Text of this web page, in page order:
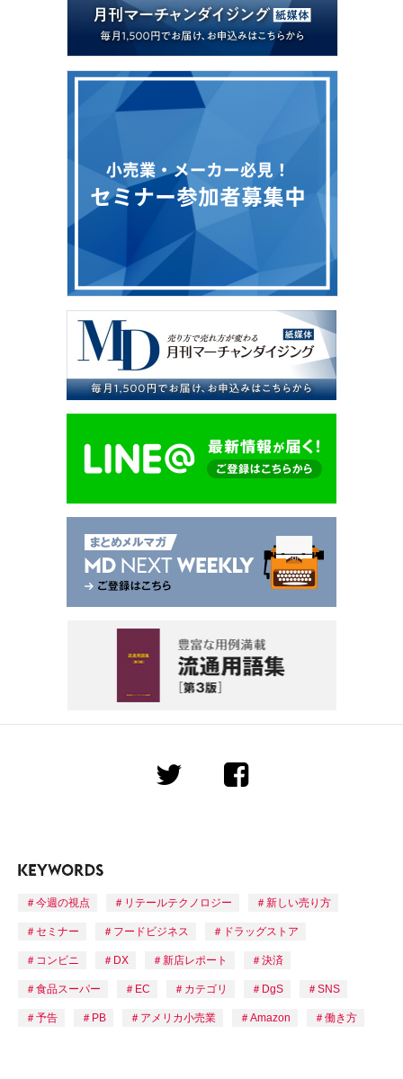
今週の視点 リテールテクノロジー 新しい売り方
セミナー フードビジネス ドラッグストア
コンビニ DX 新店レポート 決済
食品スーパー EC カテゴリ DgS SNS
予告 PB アメリカ小売業 Amazon 働き方